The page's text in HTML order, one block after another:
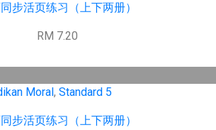
步活页练习（上下两册）
RM 7.20
Moral, Standard 5
步活页练习（上下两册）